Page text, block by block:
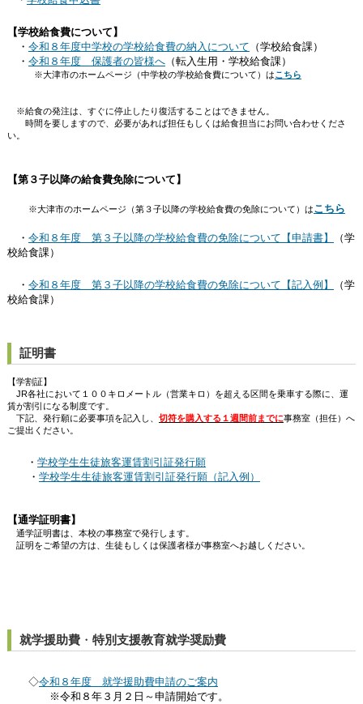
【学校給食費について】
・ 令和８年度中学校の学校給食費の納入について （学校給食課）
・ 令和８年度 保護者の皆様へ（転入生用・学校給食課）
※大津市のホームページ（中学校の学校給食費について）はこちら
※給食の発注は、すぐに停止したり復活することはできません。
時間を要しますので、必要があれば担任もしくは給食担当にお問い合わせくださ
い。
【第３子以降の給食費免除について】
※大津市のホームページ（第３子以降の学校給食費の免除について）はこちら
・ 令和８年度 第３子以降の学校給食費の免除について【申請書】
（学
校給食課）
・ 令和８年度 第３子以降の学校給食費の免除について【記入例】
（学
校給食課）
証明書
【学割証】
JR各社において１００キロメートル（営業キロ）を超える区間を乗車する際に、運
賃が割引になる制度です。
下記、発行願に必要事項を記入し、 切符を購入する１週間前までに事務室（担任）へ
ご提出ください。
・ 学校学生生徒旅客運賃割引証発行願
・ 学校学生生徒旅客運賃割引証発行願（記入例）
【通学証明書】
通学証明書は、本校の事務室で発行します。
証明をご希望の方は、生徒もしくは保護者様が事務室へお越しください。
就学援助費・ 特別支援教育就学奨励費
◇令和８年度 就学援助費申請のご案内
※令和８年３月２日～申請開始です。